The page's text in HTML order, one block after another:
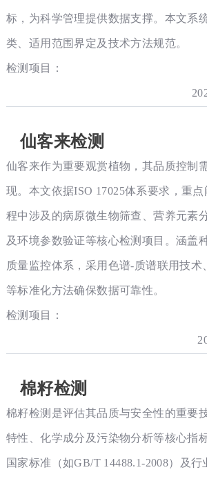
标，为科学管理提供数据支撑。本文系
类、适用范围界定及技术方法规范。
检测项目：
仙客来检测
仙客来作为重要观赏植物，其品质控制
现。本文依据ISO 17025体系要求，重
程中涉及的病原微生物筛查、营养元素
及环境参数验证等核心检测项目。涵盖
质量监控体系，采用色谱-质谱联用技术
等标准化方法确保数据可靠性。
检测项目：
棉籽检测
棉籽检测是评估其品质与安全性的重要
特性、化学成分及污染物分析等核心指
国家标准（如GB/T 14488.1-2008）及